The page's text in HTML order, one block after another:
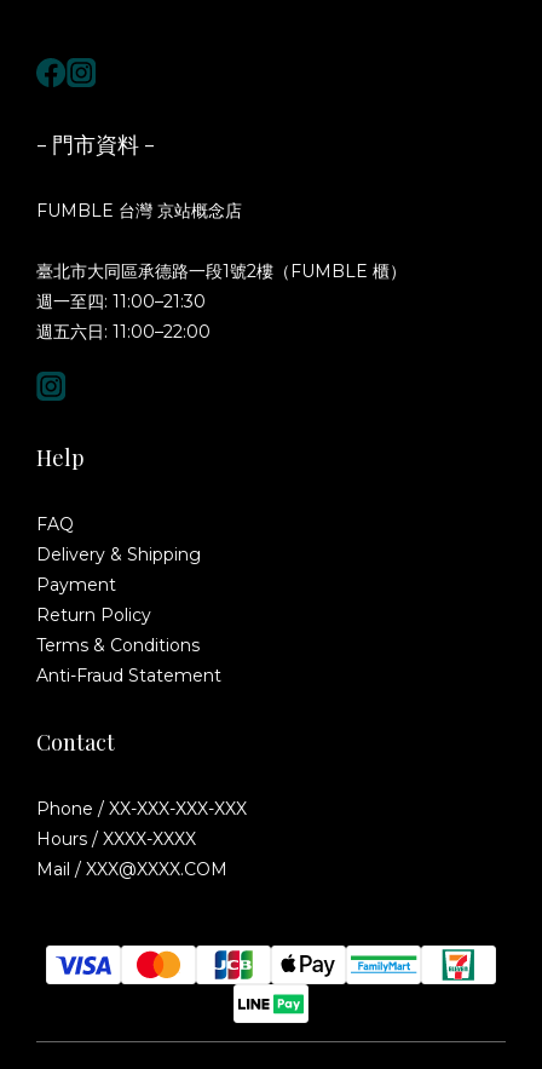
- 門市資料 -
FUMBLE 台灣 京站概念店
臺北市大同區承德路一段1號2樓（FUMBLE 櫃）
週一至四: 11:00–21:30
週五六日: 11:00–22:00
Help
FAQ
Delivery & Shipping
Payment
Return Policy
Terms & Conditions
Anti-Fraud Statement
Contact
Phone / XX-XXX-XXX-XXX
Hours / XXXX-XXXX
Mail / XXX@XXXX.COM